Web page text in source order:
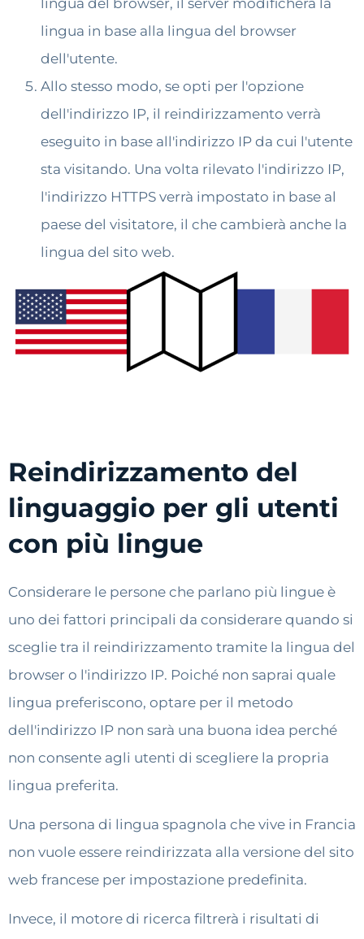
lingua del browser, il server modificherà la
lingua in base alla lingua del browser
dell'utente.
Allo stesso modo, se opti per l'opzione
dell'indirizzo IP, il reindirizzamento verrà
eseguito in base all'indirizzo IP da cui l'utente
sta visitando. Una volta rilevato l'indirizzo IP,
l'indirizzo HTTPS verrà impostato in base al
paese del visitatore, il che cambierà anche la
lingua del sito web.
Reindirizzamento del
linguaggio per gli utenti
con più lingue
Considerare le persone che parlano più lingue è
uno dei fattori principali da considerare quando si
sceglie tra il reindirizzamento tramite la lingua del
browser o l'indirizzo IP. Poiché non saprai quale
lingua preferiscono, optare per il metodo
dell'indirizzo IP non sarà una buona idea perché
non consente agli utenti di scegliere la propria
lingua preferita.
Una persona di lingua spagnola che vive in Francia
non vuole essere reindirizzata alla versione del sito
web francese per impostazione predefinita.
Invece, il motore di ricerca filtrerà i risultati di